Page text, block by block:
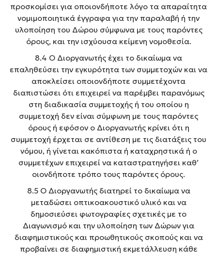
προσκομίσει για οποιονδήποτε λόγο τα απαραίτητα
νομιμοποιητικά έγγραφα για την παραλαβή ή την
υλοποίηση του Δώρου σύμφωνα με τους παρόντες
όρους, και την ισχύουσα κείμενη νομοθεσία.
8.4 Ο Διοργανωτής έχει το δικαίωμα να
επαληθεύσει την εγκυρότητα των συμμετοχών και να
αποκλείσει οποιονδήποτε συμμετέχοντα
διαπιστώσει ότι επιχειρεί να παρέμβει παρανόμως
στη διαδικασία συμμετοχής ή του οποίου η
συμμετοχή δεν είναι σύμφωνη με τους παρόντες
όρους ή εφόσον ο Διοργανωτής κρίνει ότι η
συμμετοχή έρχεται σε αντίθεση με τις διατάξεις του
νόμου, ή γίνεται κακόπιστα ή καταχρηστικά ή ο
συμμετέχων επιχειρεί να καταστρατηγήσει καθ’
οιονδήποτε τρόπο τους παρόντες όρους.
8.5 Ο Διοργανωτής διατηρεί το δικαίωμα να
μεταδώσει οπτικοακουστικό υλικό και να
δημοσιεύσει φωτογραφίες σχετικές με το
Διαγωνισμό και την υλοποίηση των Δώρων για
διαφημιστικούς και προωθητικούς σκοπούς και να
προβαίνει σε διαφημιστική εκμετάλλευση κάθε